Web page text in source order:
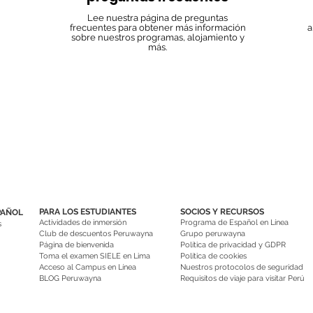
Lee nuestra página de preguntas
frecuentes para obtener más información
sobre nuestros programas, alojamiento y
más.
PARA LOS ESTUDIANTES
Actividades de inmersión
Club de descuentos Peruwayna
Página de bienvenida
Toma el examen SIELE en Lima
Acceso al Campus en Línea
BLOG Peruwayna
SOCIOS Y RECURSOS
Programa de Español en Línea
Grupo peruwayna
Política de privacidad y GDPR
Política de cookies
Nuestros protocolos de seguridad
Requisitos de viaje para visitar Perú